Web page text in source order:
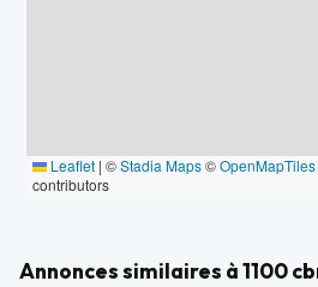
Leaflet | ©Stadia Maps©OpenMapTiles
contributors
Annonces similaires à 1100